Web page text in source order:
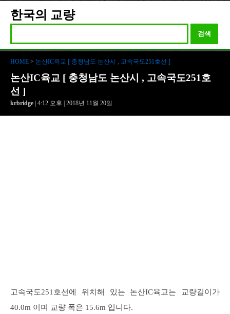
한국의 교량
검색
HOME > 논산IC육교 [ 충청남도 논산시 , 고속국도251호선 ]
논산IC육교 [ 충청남도 논산시 , 고속국도251호
선 ]
krbridge | 4:12 오후 | 2018년 11월 20일
고속국도251호선에 위치해 있는 논산IC육교는 교량길이가
40.0m 이며 교량 폭은 15.6m 입니다.